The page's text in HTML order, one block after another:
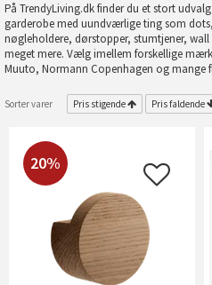
På TrendyLiving.dk finder du et stort
garderobe med uundværlige ting som
nøgleholdere, dørstopper, stumtjener,
meget mere. Vælg imellem forskellige
Muuto, Normann Copenhagen og mange
Sorter varer Pris stigende Pris faldende
20%